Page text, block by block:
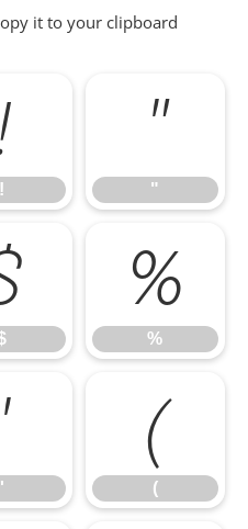
it to your clipboard
!
"
"
%
%
'
'
(
(